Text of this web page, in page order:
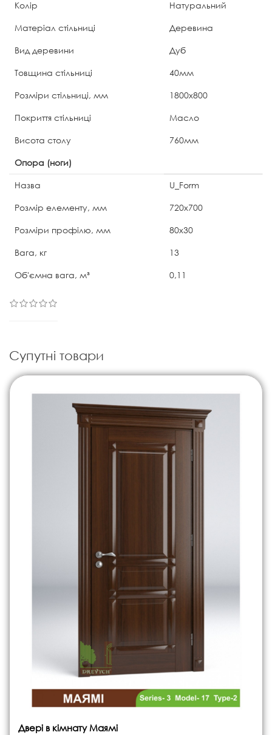
Колір
Натуральний
Матеріал стільниці
Деревина
Вид деревини
Дуб
Товщина стільниці
40мм
Розміри стільниці, мм
1800х800
Покриття стільниці
Масло
Висота столу
760мм
Опора (ноги)
Назва
U_Form
Розмір елементу, мм
720х700
Розміри профілю, мм
80x30
Вага, кг
13
Об'ємна вага, м³
0,11
Супутні товари
Двері в кімнату Маямі